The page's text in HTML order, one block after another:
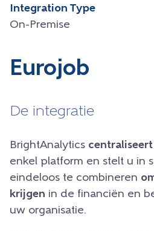
Integration Type
On-Premise
Eurojob
De integratie
BrightAnalytics
enkel platform en stelt u in
eindeloos te combineren
krijgen in de financiën en
uw organisatie.